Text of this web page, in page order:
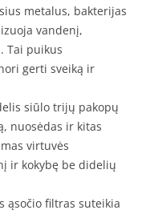
metalus, bakterijas
vandenį,
Tai puikus
gerti sveiką ir
siūlo trijų pakopų
nuosėdas ir kitas
virtuvės
ir kokybę be didelių
ąsočio filtras suteikia